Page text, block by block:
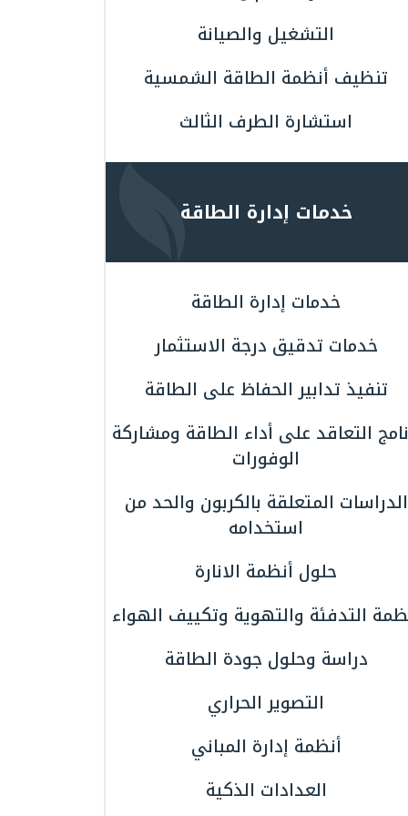
التشغيل والصيانة
تنظيف أنظمة الطاقة الشمسية
استشارة الطرف الثالث
خدمات إدارة الطاقة
خدمات إدارة الطاقة
خدمات تدقيق درجة الاستثمار
تنفيذ تدابير الحفاظ على الطاقة
التعاقد على أداء الطاقة ومشاركة
الوفورات
الدراسات المتعلقة بالكربون والحد من
استخدامه
حلول أنظمة الانارة
التدفئة والتهوية وتكييف الهواء
دراسة وحلول جودة الطاقة
التصوير الحراري
أنظمة إدارة المباني
العدادات الذكية